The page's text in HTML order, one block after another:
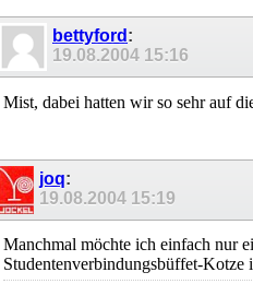
bettyford :
19.08.2004 15:16
Mist, dabei hatten wir so sehr auf
joq:
19.08.2004 15:19
Manchmal möchte ich einfach nur
Studentenverbindungsbüffet-Kotze